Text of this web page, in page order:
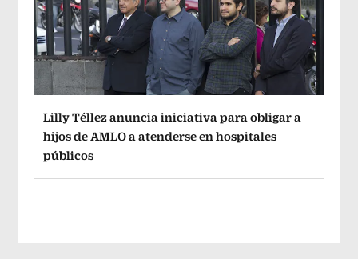
Lilly Téllez anuncia iniciativa para obligar a
hijos de AMLO a atenderse en hospitales
públicos